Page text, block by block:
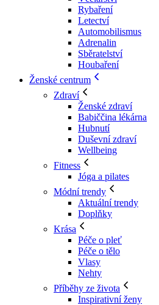
Rybaření
Letectví
Automobilismus
Adrenalin
Sběratelství
Houbaření
Ženské centrum
Zdraví
Ženské zdraví
Babiččina lékárna
Hubnutí
Duševní zdraví
Wellbeing
Fitness
Jóga a pilates
Módní trendy
Aktuální trendy
Doplňky
Krása
Péče o pleť
Péče o tělo
Vlasy
Nehty
Příběhy ze života
Inspirativní ženy